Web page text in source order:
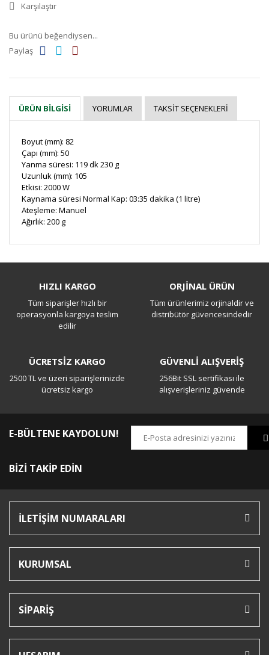
Karşılaştır
Bu ürünü beğendiysen...
Paylaş
ÜRÜN BILGISI YORUMLAR TAKSIT SEÇENEKLERI
Boyut(mm): 82
Çapı (mm): 50
Yanma süresi: 119dk230 g
Uzunluk(mm): 105
Etkisi: 2000 W
Kaynama süresi Normal Kap: 03:35 dakika (1 litre)
Ateşleme: Manuel
Ağırlık: 200 g
Yorum Yaz
HIZLI KARGO
Tüm siparişler hızlı bir
operasyonla kargoya teslim
edilir
ORJİNAL ÜRÜN
Tüm ürünlerimiz orjinaldir ve
distribütör güvencesindedir
ÜCRETSİZ KARGO
2500 TL ve üzeri siparişlerinizde
ücretsiz kargo
GÜVENLİ ALIŞVERİŞ
256Bit SSL sertifikası ile
alışverişleriniz güvende
E-BÜLTENE KAYDOLUN!
BİZİ TAKİP EDİN
İLETİŞİM NUMARALARI
KURUMSAL
SİPARİŞ